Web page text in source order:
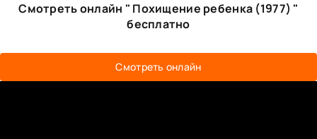
Смотреть онлайн " Похищение ребенка (1977) "
бесплатно
Смотреть онлайн